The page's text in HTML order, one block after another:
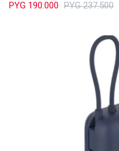
PYG 190.000 PYG 237.500